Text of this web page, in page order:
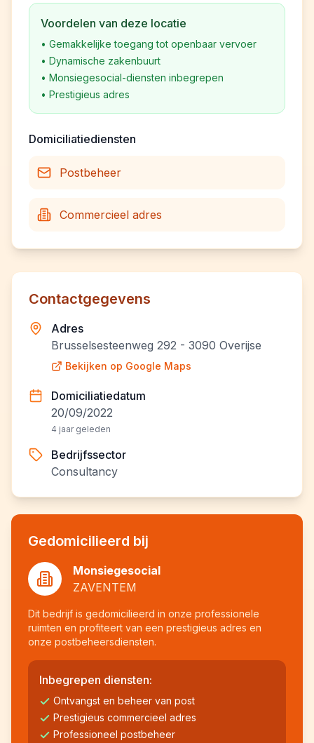
Voordelen van deze locatie
• Gemakkelijke toegang tot openbaar vervoer
• Dynamische zakenbuurt
• Monsiegesocial-diensten inbegrepen
• Prestigieus adres
Domiciliatiediensten
Postbeheer
Commercieel adres
Contactgegevens
Adres
Brusselsesteenweg 292 - 3090 Overijse
Bekijken op Google Maps
Domiciliatiedatum
20/09/2022
4 jaar geleden
Bedrijfssector
Consultancy
Gedomicilieerd bij
Monsiegesocial
ZAVENTEM
Dit bedrijf is gedomicilieerd in onze professionele
ruimten en profiteert van een prestigieus adres en
onze postbeheersdiensten.
Inbegrepen diensten:
Ontvangst en beheer van post
Prestigieus commercieel adres
Professioneel postbeheer